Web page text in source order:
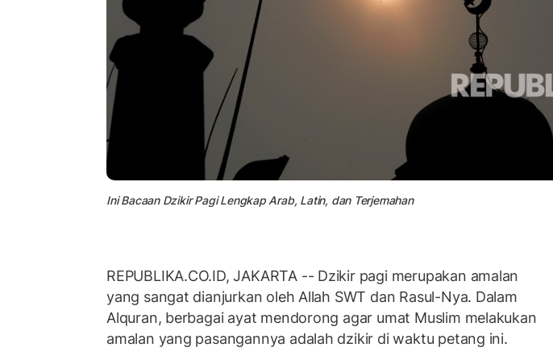
Ini Bacaan Dzikir Pagi Lengkap Arab, Latin, dan Terjemahan
REPUBLIKA.CO.ID, JAKARTA -- Dzikir pagi merupakan amalan
yang sangat dianjurkan oleh Allah SWT dan Rasul-Nya. Dalam
Alquran, berbagai ayat mendorong agar umat Muslim melakukan
amalan yang pasangannya adalah dzikir di waktu petang ini.